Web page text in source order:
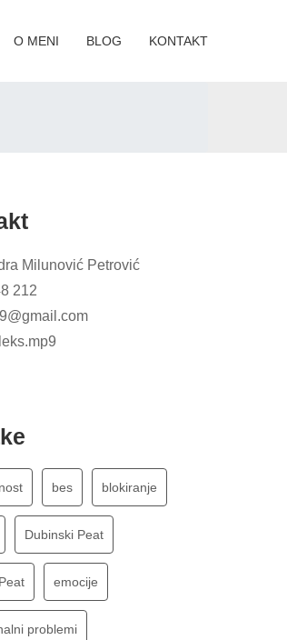
O MENI BLOG KONTAKT
Milunović Petrović
212
bes blokiranje
Dubinski Peat
emocije
problemi